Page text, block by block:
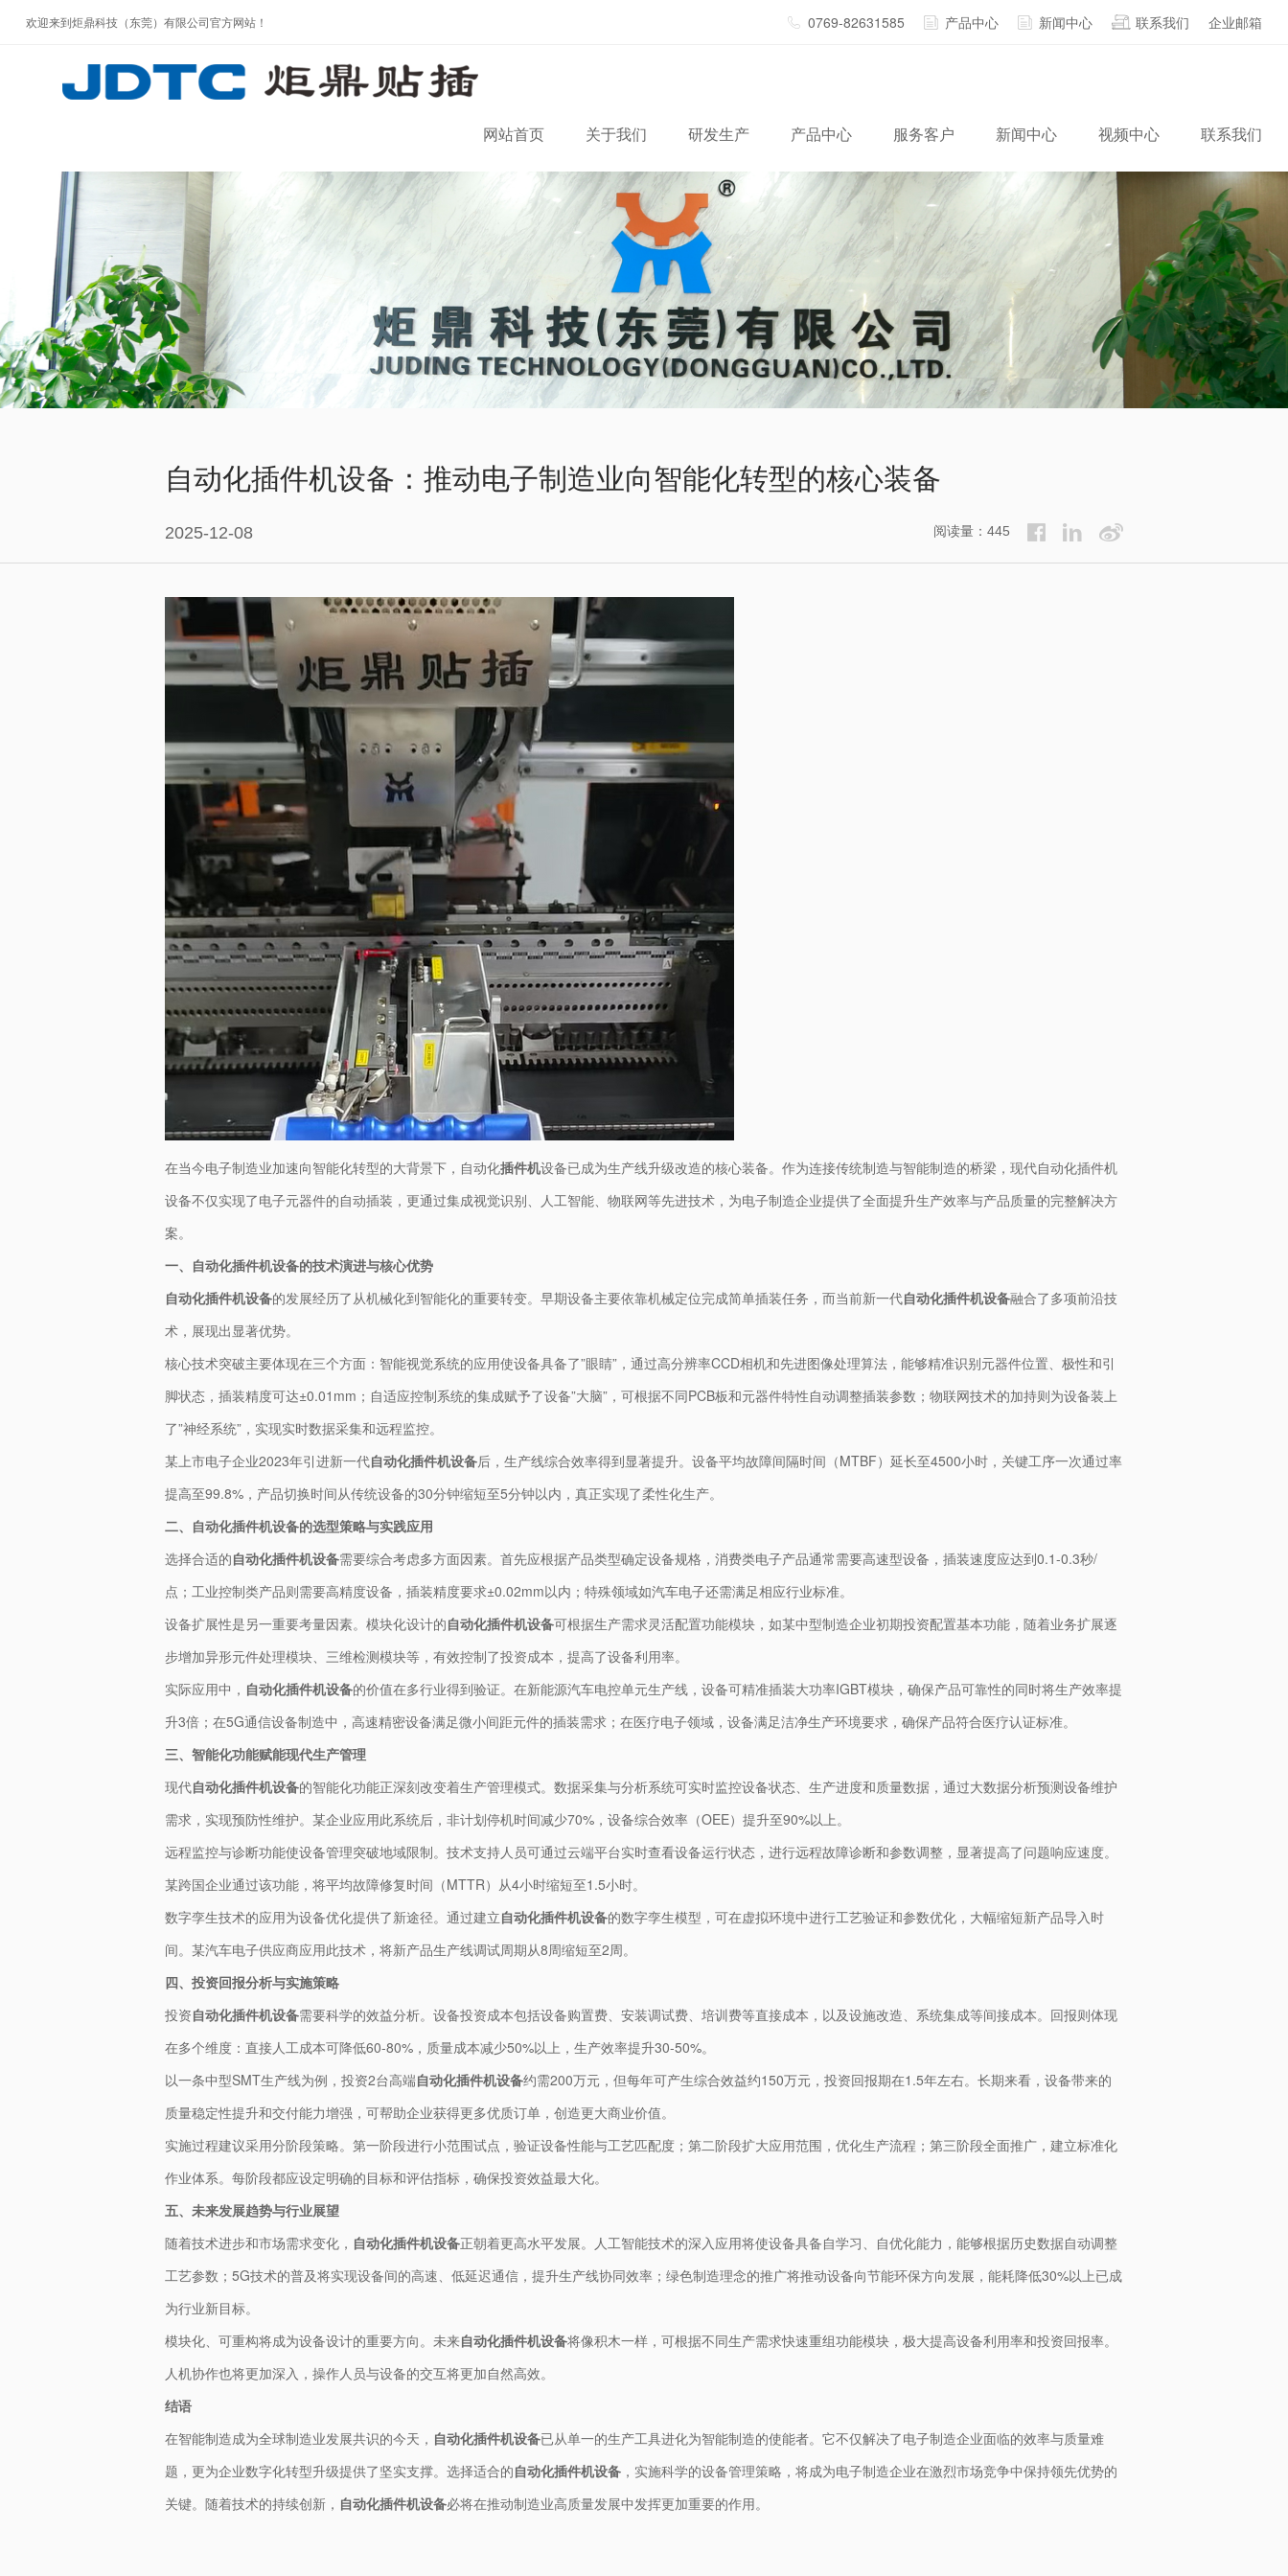
欢迎来到炬鼎科技（东莞）有限公司官方网站！ 0769-82631585 产品中心 新闻中心 联系我们 企业邮箱
网站首页 关于我们 研发生产 产品中心 服务客户 新闻中心 视频中心 联系我们
自动化插件机设备：推动电子制造业向智能化转型的核心装备
2025-12-08 阅读量：445
在当今电子制造业加速向智能化转型的大背景下，自动化插件机设备已成为生产线升级改造的核心装备。作为连接传统制造与智能制造的桥梁，现代自动化插件机
设备不仅实现了电子元器件的自动插装，更通过集成视觉识别、人工智能、物联网等先进技术，为电子制造企业提供了全面提升生产效率与产品质量的完整解决方
案。
一、自动化插件机设备的技术演进与核心优势
自动化插件机设备的发展经历了从机械化到智能化的重要转变。早期设备主要依靠机械定位完成简单插装任务，而当前新一代自动化插件机设备融合了多项前沿技
术，展现出显著优势。
核心技术突破主要体现在三个方面：智能视觉系统的应用使设备具备了”眼睛”，通过高分辨率CCD相机和先进图像处理算法，能够精准识别元器件位置、极性和引
脚状态，插装精度可达±0.01mm；自适应控制系统的集成赋予了设备”大脑”，可根据不同PCB板和元器件特性自动调整插装参数；物联网技术的加持则为设备装上
了”神经系统”，实现实时数据采集和远程监控。
某上市电子企业2023年引进新一代自动化插件机设备后，生产线综合效率得到显著提升。设备平均故障间隔时间（MTBF）延长至4500小时，关键工序一次通过率
提高至99.8%，产品切换时间从传统设备的30分钟缩短至5分钟以内，真正实现了柔性化生产。
二、自动化插件机设备的选型策略与实践应用
选择合适的自动化插件机设备需要综合考虑多方面因素。首先应根据产品类型确定设备规格，消费类电子产品通常需要高速型设备，插装速度应达到0.1-0.3秒/
点；工业控制类产品则需要高精度设备，插装精度要求±0.02mm以内；特殊领域如汽车电子还需满足相应行业标准。
设备扩展性是另一重要考量因素。模块化设计的自动化插件机设备可根据生产需求灵活配置功能模块，如某中型制造企业初期投资配置基本功能，随着业务扩展逐
步增加异形元件处理模块、三维检测模块等，有效控制了投资成本，提高了设备利用率。
实际应用中， 自动化插件机设备的价值在多行业得到验证。在新能源汽车电控单元生产线，设备可精准插装大功率IGBT模块，确保产品可靠性的同时将生产效率提
升3倍；在5G通信设备制造中，高速精密设备满足微小间距元件的插装需求；在医疗电子领域，设备满足洁净生产环境要求，确保产品符合医疗认证标准。
三、智能化功能赋能现代生产管理
现代自动化插件机设备的智能化功能正深刻改变着生产管理模式。数据采集与分析系统可实时监控设备状态、生产进度和质量数据，通过大数据分析预测设备维护
需求，实现预防性维护。某企业应用此系统后，非计划停机时间减少70%，设备综合效率（OEE）提升至90%以上。
远程监控与诊断功能使设备管理突破地域限制。技术支持人员可通过云端平台实时查看设备运行状态，进行远程故障诊断和参数调整，显著提高了问题响应速度。
某跨国企业通过该功能，将平均故障修复时间（MTTR）从4小时缩短至1.5小时。
数字孪生技术的应用为设备优化提供了新途径。通过建立自动化插件机设备的数字孪生模型，可在虚拟环境中进行工艺验证和参数优化，大幅缩短新产品导入时
间。某汽车电子供应商应用此技术，将新产品生产线调试周期从8周缩短至2周。
四、投资回报分析与实施策略
投资自动化插件机设备需要科学的效益分析。设备投资成本包括设备购置费、安装调试费、培训费等直接成本，以及设施改造、系统集成等间接成本。回报则体现
在多个维度：直接人工成本可降低60-80%，质量成本减少50%以上，生产效率提升30-50%。
以一条中型SMT生产线为例，投资2台高端自动化插件机设备约需200万元，但每年可产生综合效益约150万元，投资回报期在1.5年左右。长期来看，设备带来的
质量稳定性提升和交付能力增强，可帮助企业获得更多优质订单，创造更大商业价值。
实施过程建议采用分阶段策略。第一阶段进行小范围试点，验证设备性能与工艺匹配度；第二阶段扩大应用范围，优化生产流程；第三阶段全面推广，建立标准化
作业体系。每阶段都应设定明确的目标和评估指标，确保投资效益最大化。
五、未来发展趋势与行业展望
随着技术进步和市场需求变化， 自动化插件机设备正朝着更高水平发展。人工智能技术的深入应用将使设备具备自学习、自优化能力，能够根据历史数据自动调整
工艺参数；5G技术的普及将实现设备间的高速、低延迟通信，提升生产线协同效率；绿色制造理念的推广将推动设备向节能环保方向发展，能耗降低30%以上已成
为行业新目标。
模块化、可重构将成为设备设计的重要方向。未来自动化插件机设备将像积木一样，可根据不同生产需求快速重组功能模块，极大提高设备利用率和投资回报率。
人机协作也将更加深入，操作人员与设备的交互将更加自然高效。
结语
在智能制造成为全球制造业发展共识的今天， 自动化插件机设备已从单一的生产工具进化为智能制造的使能者。它不仅解决了电子制造企业面临的效率与质量难
题，更为企业数字化转型升级提供了坚实支撑。选择适合的自动化插件机设备 ，实施科学的设备管理策略，将成为电子制造企业在激烈市场竞争中保持领先优势的
关键。随着技术的持续创新， 自动化插件机设备必将在推动制造业高质量发展中发挥更加重要的作用。